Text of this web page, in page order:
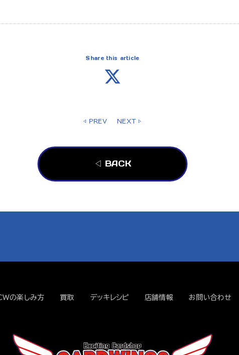
Share this article
◁ PREV NEXT ▷
◁ BACK
の楽しみ方 買取 デッキレシピ 店舗情報 お問い合わせ